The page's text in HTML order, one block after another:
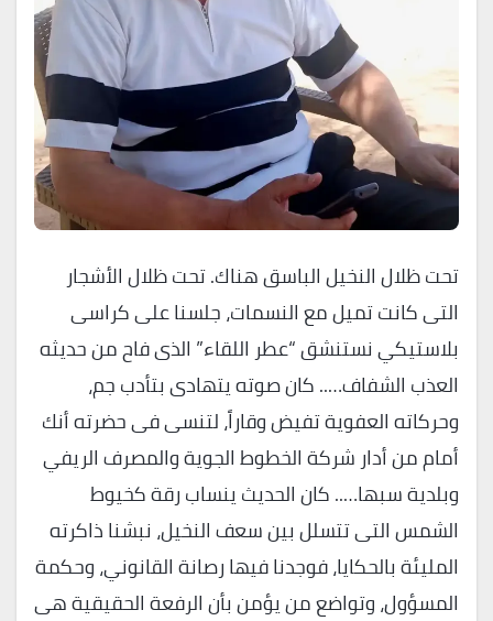
تحت ظلال النخيل الباسق هناك. تحت ظلال الأشجار
التى كانت تميل مع النسمات، جلسنا على كراسى
بلاستيكي نستنشق “عطر اللقاء” الذى فاح من حديثه
العذب الشفاف….. كان صوته يتهادى بتأدب جم،
وحركاته العفوية تفيض وقاراً، لتنسى فى حضرته أنك
أمام من أدار شركة الخطوط الجوية والمصرف الريفي
وبلدية سبها….. كان الحديث ينساب رقة كخيوط
الشمس التى تتسلل بين سعف النخيل، نبشنا ذاكرته
المليئة بالحكايا، فوجدنا فيها رصانة القانوني، وحكمة
المسؤول، وتواضع من يؤمن بأن الرفعة الحقيقية هى